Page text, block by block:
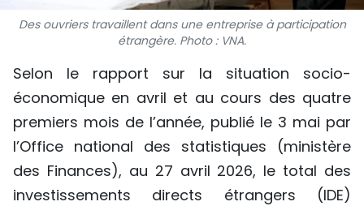
PHOTO
VIDÉO
À PROPOS DU "PEUPLE"
TIẾNG VIỆT
ENGLISH
Des ouvriers travaillent dans une entreprise à participation
étrangère. Photo : VNA.
Selon le rapport sur la situation socio-
économique en avril et au cours des quatre
premiers mois de l’année, publié le 3 mai par
l’Office national des statistiques (ministère
des Finances), au 27 avril 2026, le total des
investissements directs étrangers (IDE)